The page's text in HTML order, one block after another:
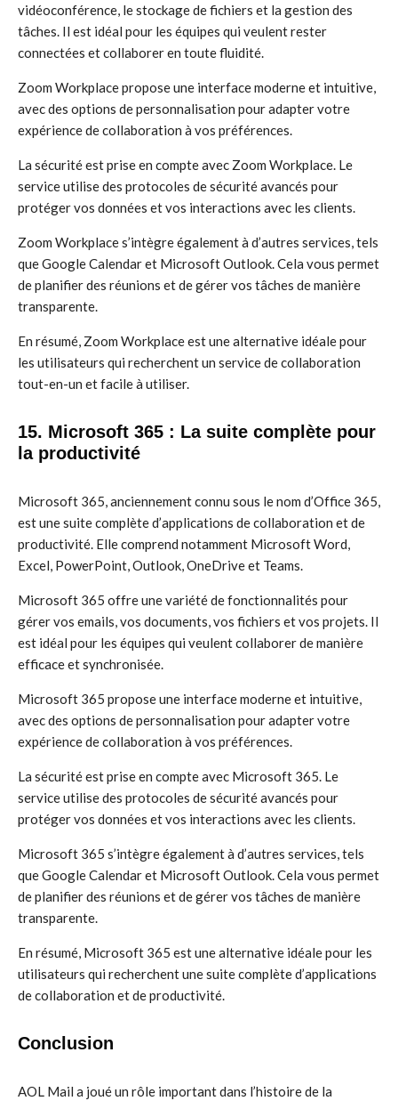
vidéoconférence, le stockage de fichiers et la gestion des
tâches. Il est idéal pour les équipes qui veulent rester
connectées et collaborer en toute fluidité.
Zoom Workplace propose une interface moderne et intuitive,
avec des options de personnalisation pour adapter votre
expérience de collaboration à vos préférences.
La sécurité est prise en compte avec Zoom Workplace. Le
service utilise des protocoles de sécurité avancés pour
protéger vos données et vos interactions avec les clients.
Zoom Workplace s’intègre également à d’autres services, tels
que Google Calendar et Microsoft Outlook. Cela vous permet
de planifier des réunions et de gérer vos tâches de manière
transparente.
En résumé, Zoom Workplace est une alternative idéale pour
les utilisateurs qui recherchent un service de collaboration
tout-en-un et facile à utiliser.
15. Microsoft 365 : La suite complète pour
la productivité
Microsoft 365, anciennement connu sous le nom d’Office 365,
est une suite complète d’applications de collaboration et de
productivité. Elle comprend notamment Microsoft Word,
Excel, PowerPoint, Outlook, OneDrive et Teams.
Microsoft 365 offre une variété de fonctionnalités pour
gérer vos emails, vos documents, vos fichiers et vos projets. Il
est idéal pour les équipes qui veulent collaborer de manière
efficace et synchronisée.
Microsoft 365 propose une interface moderne et intuitive,
avec des options de personnalisation pour adapter votre
expérience de collaboration à vos préférences.
La sécurité est prise en compte avec Microsoft 365. Le
service utilise des protocoles de sécurité avancés pour
protéger vos données et vos interactions avec les clients.
Microsoft 365 s’intègre également à d’autres services, tels
que Google Calendar et Microsoft Outlook. Cela vous permet
de planifier des réunions et de gérer vos tâches de manière
transparente.
En résumé, Microsoft 365 est une alternative idéale pour les
utilisateurs qui recherchent une suite complète d’applications
de collaboration et de productivité.
Conclusion
AOL Mail a joué un rôle important dans l’histoire de la